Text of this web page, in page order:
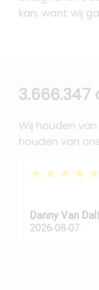
kan, want wij
Wij houden
houden van
★★★★★
Danny Van
2026-08-07